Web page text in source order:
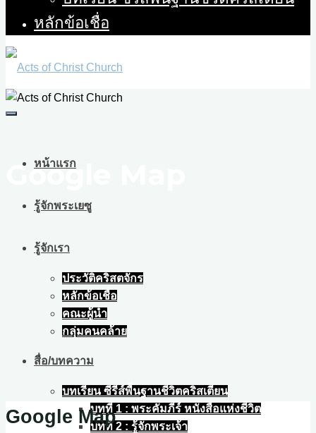
หลักข้อเชื่อ
หน้าแรก
รู้จักพระเยซู
รู้จักเรา
ประวัติคริสตจักร
หลักข้อเชื่อ
คณะผู้นำ
กลุ่มคนคล้าย
สื่อ/บทความ
บทเรียน ซีรีส์พื้นฐานชีวิตคริสเตียน
บทที่ 1 : พระคัมภีร์ หนังสือแห่งชีวิต
บทที่ 2 : รู้จักพระเจ้า
Google Map
Google Map